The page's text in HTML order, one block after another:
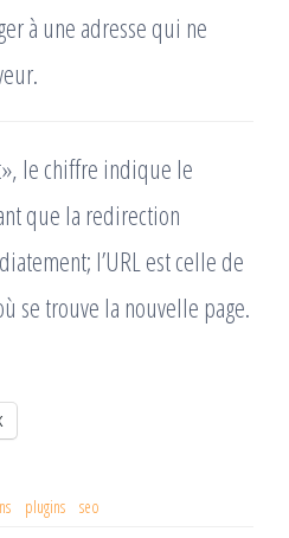
à une adresse qui ne
le chiffre indique le
que la redirection
l’URL est celle de
se trouve la nouvelle page.
plugins seo